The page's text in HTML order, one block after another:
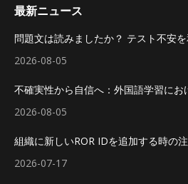
最新ニュース
問題文は読みましたか？ テスト不安
2026-08-05
不確実性から自信へ：外国語学習に
2026-08-05
組織に新しいROR IDを追加する時の
2026-07-17